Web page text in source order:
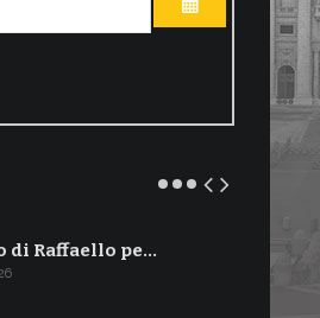
APRI IL
di Raffaello pe…